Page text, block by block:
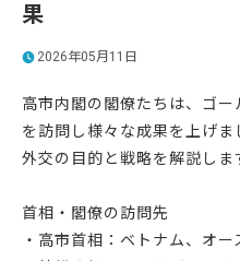
果
2026年05月11日
高市内閣の閣僚たちは、ゴ
を訪問し様々な成果を上げま
外交の目的と戦略を解説しま
首相・閣僚の訪問先
・高市首相：ベトナム、オー